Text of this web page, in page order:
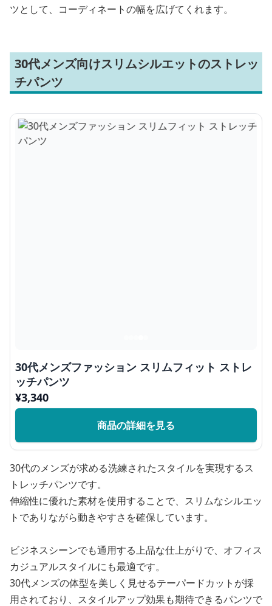
ツとして、コーディネートの幅を広げてくれます。
30代メンズ向けスリムシルエットのストレッ
チパンツ
30代メンズファッション スリムフィット ストレ
ッチパンツ
¥3,340
商品の詳細を見る
30代のメンズが求める洗練されたスタイルを実現するス
トレッチパンツです。
伸縮性に優れた素材を使用することで、スリムなシルエッ
トでありながら動きやすさを確保しています。
ビジネスシーンでも通用する上品な仕上がりで、オフィス
カジュアルスタイルにも最適です。
30代メンズの体型を美しく見せるテーパードカットが採
用されており、スタイルアップ効果も期待できるパンツで